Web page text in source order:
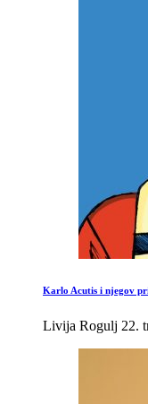
Karlo Acutis i njegov
Livija Rogulj 22.